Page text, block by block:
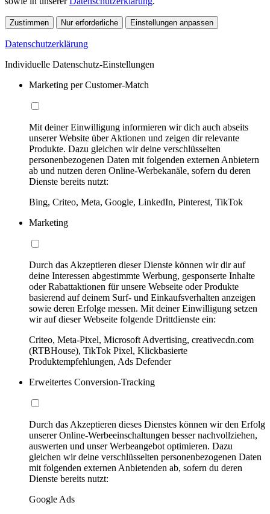
Zustimmen Nur erforderliche Einstellungen anpassen
Datenschutzerklärung
Individuelle Datenschutz-Einstellungen
Marketing per Customer-Match
Mit deiner Einwilligung informieren wir dich auch abseits
unserer Website über Aktionen und zeigen dir relevante
Produkte. Dazu gleichen wir deine verschlüsselten
personenbezogenen Daten mit folgenden externen Anbietern
ab und nutzen deren Online-Werbekanäle, sofern du deren
Dienste bereits nutzt:
Bing, Criteo, Meta, Google, LinkedIn, Pinterest, TikTok
Marketing
Durch das Akzeptieren dieser Dienste können wir dir auf
deine Interessen abgestimmte Werbung, gesponserte Inhalte
oder Rabattaktionen für unsere Webseite oder Produkte
basierend auf deinem Surf- und Einkaufsverhalten anzeigen
sowie deren Erfolge messen. Mit deiner Einwilligung setzen
wir auf dieser Webseite folgende Drittdienste ein:
Criteo, Meta-Pixel, Microsoft Advertising, creativecdn.com
(RTBHouse), TikTok Pixel, Klickbasierte
Produktempfehlungen, Ads Defender
Erweitertes Conversion-Tracking
Durch das Akzeptieren dieses Dienstes können wir den Erfolg
unserer Online-Werbeeinschaltungen besser nachvollziehen,
auswerten und unser Werbeangebot optimieren. Dazu
gleichen wir deine verschlüsselten personenbezogenen Daten
mit folgenden externen Anbietenden ab, sofern du deren
Dienste bereits nutzt:
Google Ads